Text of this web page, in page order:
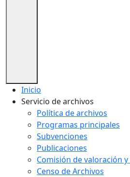
Inicio
Servicio de archivos
Política de archivos
Programas principales
Subvenciones
Publicaciones
Comisión de valoración
Censo de Archivos